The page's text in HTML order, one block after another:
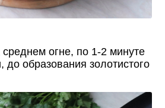
огне, по 1-2 минуте
до образования золотистого